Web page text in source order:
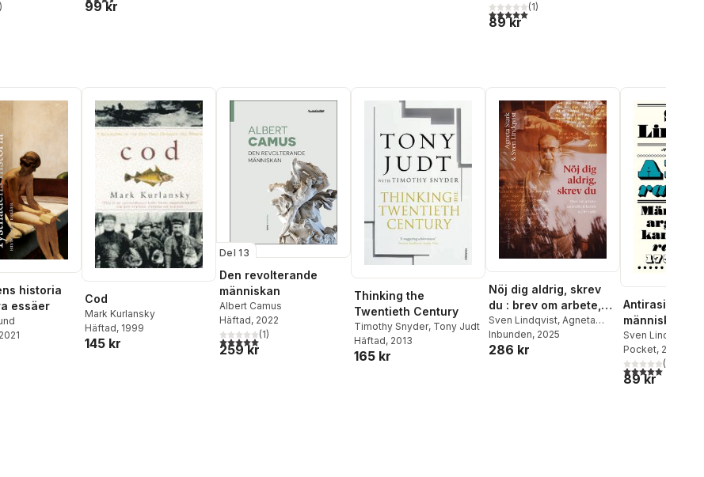
Totalt antal röster:
) 99 kr
5,0utav 5 stjärnor. Totalt antal röster:
(1)
89 kr
historia
essäer
Cod
Mark Kurlansky
Häftad, 1999
145 kr
Del 13
Den revolterande
människan
Albert Camus
Häftad, 2022
5,0utav 5 stjärnor. Totalt antal röster:
(1)
259 kr
Thinking the
Twentieth Century
Timothy Snyder, Tony Judt
Häftad, 2013
165 kr
Nöj dig aldrig, skrev
du : brev om arbete,
samhälle och kärlek
1978-1986
Sven Lindqvist, Agneta
Stark
Inbunden, 2025
286 kr
Antirasister :
människor &
i kampen mot
rasismen
Sven Lindqvist
Pocket, 2020
5,0utav 5(
89 kr